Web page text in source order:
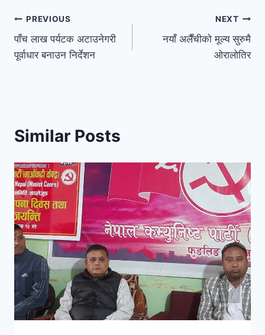
PREVIOUS
पाँच लाख पर्यटक अटाउनेगरी
पूर्वाधार बनाउन निर्देशन
NEXT
नयाँ अलैँचीको मूल्य सुरुमै
ओरालोतिर
Similar Posts